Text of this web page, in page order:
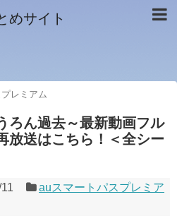
めサイト
レミアム
ろん過去～最新動画フル
放送はこちら！＜全シー
auスマートパスプレミア